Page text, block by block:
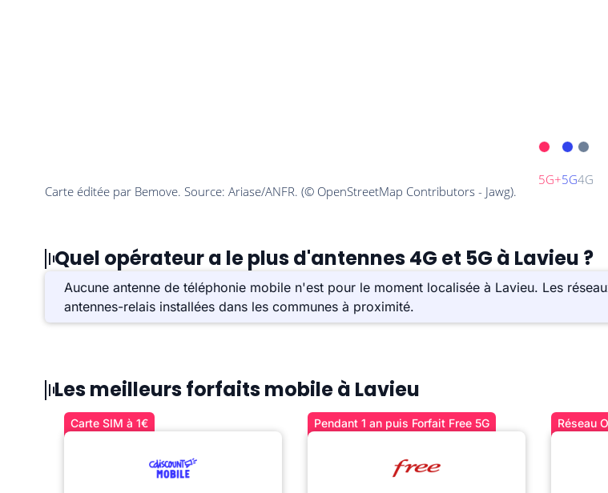
Quel opérateur a le plus d'antennes 4G et 5G à Lavieu ?
Aucune antenne de téléphonie mobile n'est pour le moment localisée à Lavieu. Les
antennes-relais installées dans les communes à proximité.
Les meilleurs forfaits mobile à Lavieu
Carte SIM à 1€ Pendant 1 an puis Forfait Free 5G Réseau